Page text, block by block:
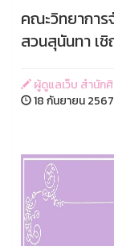
คณะวิทยากา
สวนสุนันทา เ
ผู้ดูแลเว็บ สำนั
18 กันยายน 2567